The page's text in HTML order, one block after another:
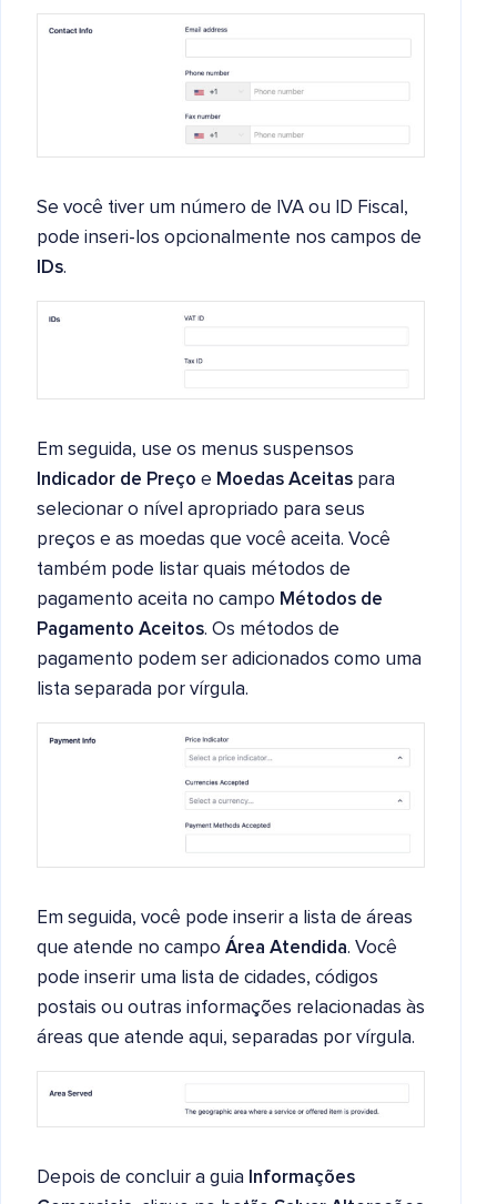
Se você tiver um número de IVA ou ID Fiscal,
pode inseri-los opcionalmente nos campos de
IDs.
Em seguida, use os menus suspensos
Indicador de Preço e Moedas Aceitas para
selecionar o nível apropriado para seus
preços e as moedas que você aceita. Você
também pode listar quais métodos de
pagamento aceita no campo Métodos de
Pagamento Aceitos. Os métodos de
pagamento podem ser adicionados como uma
lista separada por vírgula.
Em seguida, você pode inserir a lista de áreas
que atende no campo Área Atendida. Você
pode inserir uma lista de cidades, códigos
postais ou outras informações relacionadas às
áreas que atende aqui, separadas por vírgula.
Depois de concluir a guia Informações